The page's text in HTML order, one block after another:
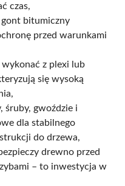
czas,
gont bitumiczny
przed warunkami
wykonać z plexi lub
się wysoką
śruby, gwoździe i
dla stabilnego
do drzewa,
drewno przed
– to inwestycja w